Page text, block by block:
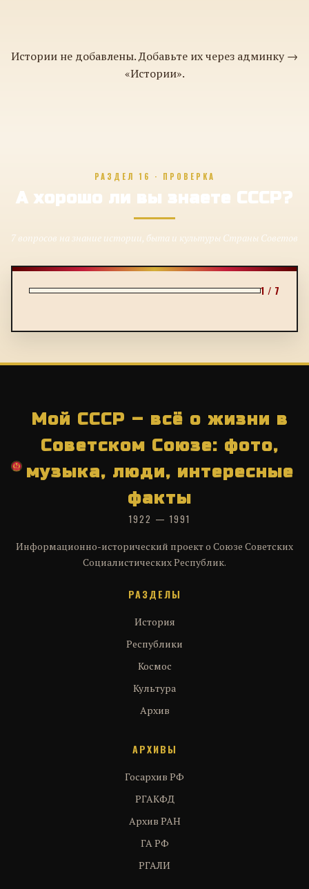
Истории не добавлены. Добавьте их через админку →
«Истории».
РАЗДЕЛ 16 · ПРОВЕРКА
А хорошо ли вы знаете СССР?
7 вопросов на знание истории, быта и культуры Страны Советов
1 / 7
Мой СССР – всё о жизни в
Советском Союзе: фото,
музыка, люди, интересные
факты
1922 — 1991
Информационно-исторический проект о Союзе Советских
Социалистических Республик.
РАЗДЕЛЫ
История
Республики
Космос
Культура
Архив
АРХИВЫ
Госархив РФ
РГАКФД
Архив РАН
ГА РФ
РГАЛИ